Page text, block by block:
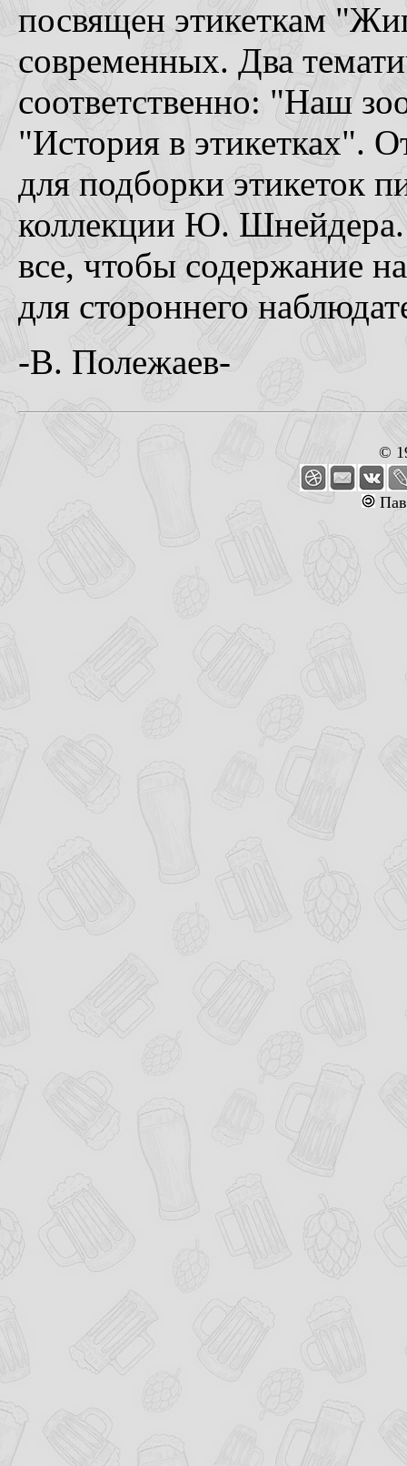
посвящен этикеткам
современных. Два
соответственно: "Наш
"История в этикетках".
для подборки этикеток
коллекции Ю. Шнейдера.
все, чтобы содержание
для стороннего
-В. Полежаев-
©